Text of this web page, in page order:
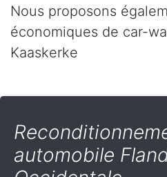
Nous proposons
économiques de car-
Kaaskerke
automobile